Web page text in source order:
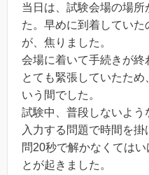
当日は、試験会場の場
た。早めに到着してい
が、焦りました。
会場に着いて手続きが終
とても緊張していたた
いう間でした。
試験中、普段しないよ
入力する問題で時間を
問20秒で解かなくては
とが起きました。